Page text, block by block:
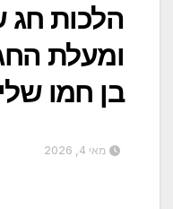
הלכות חג
ומעלת
בן חמו
מאי 4, 2026